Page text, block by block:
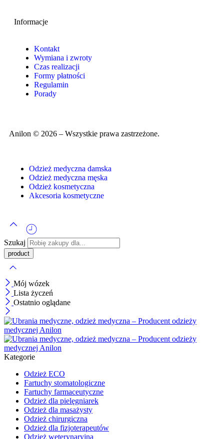
Informacje
Kontakt
Wymiana i zwroty
Czas realizacji
Formy płatności
Regulamin
Porady
Anilon © 2026 – Wszystkie prawa zastrzeżone.
Odzież medyczna damska
Odzież medyczna męska
Odzież kosmetyczna
Akcesoria kosmetyczne
Szukaj
Mój wózek
Lista życzeń
Ostatnio oglądane
Kategorie
Odzież ECO
Fartuchy stomatologiczne
Fartuchy farmaceutyczne
Odzież dla pielęgniarek
Odzież dla masażysty
Odzież chirurgiczna
Odzież dla fizjoterapeutów
Odzież weterynaryjna